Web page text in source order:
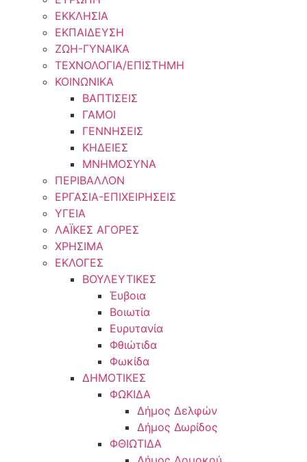
ΕΚΚΛΗΣΙΑ
ΕΚΠΑΙΔΕΥΣΗ
ΖΩΗ-ΓΥΝΑΙΚΑ
ΤΕΧΝΟΛΟΓΙΑ/ΕΠΙΣΤΗΜΗ
ΚΟΙΝΩΝΙΚΑ
ΒΑΠΤΙΣΕΙΣ
ΓΑΜΟΙ
ΓΕΝΝΗΣΕΙΣ
ΚΗΔΕΙΕΣ
ΜΝΗΜΟΣΥΝΑ
ΠΕΡΙΒΑΛΛΟΝ
ΕΡΓΑΣΙΑ-ΕΠΙΧΕΙΡΗΣΕΙΣ
ΥΓΕΙΑ
ΛΑΪΚΕΣ ΑΓΟΡΕΣ
ΧΡΗΣΙΜΑ
ΕΚΛΟΓΕΣ
ΒΟΥΛΕΥΤΙΚΕΣ
Έυβοια
Βοιωτία
Ευρυτανία
Φθιώτιδα
Φωκίδα
ΔΗΜΟΤΙΚΕΣ
ΦΩΚΙΔΑ
Δήμος Δελφών
Δήμος Δωρίδος
ΦΘΙΩΤΙΔΑ